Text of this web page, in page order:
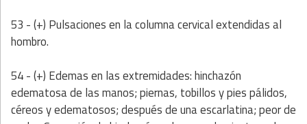
53 - (+) Pulsaciones en la columna cervical extendidas al
hombro.
54 - (+) Edemas en las extremidades: hinchazón
edematosa de las manos; piernas, tobillos y pies pálidos,
céreos y edematosos; después de una escarlatina; peor de